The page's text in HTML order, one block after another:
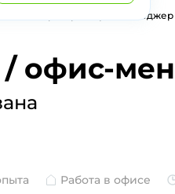
Секретарь / офис-менеджер
/ офис-
Работа в офисе